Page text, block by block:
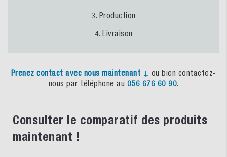
3. Production
4. Livraison
Prenez contact avec nous maintenant ↓ ou bien contactez-
nous par téléphone au 056 676 60 90.
Consulter le comparatif des produits
maintenant !